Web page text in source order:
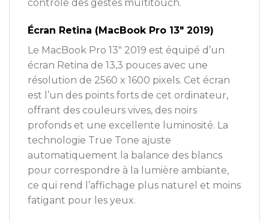
contrôle des gestes multitouch.
Écran Retina (MacBook Pro 13″ 2019)
Le MacBook Pro 13″ 2019 est équipé d’un
écran Retina de 13,3 pouces avec une
résolution de 2560 x 1600 pixels. Cet écran
est l’un des points forts de cet ordinateur,
offrant des couleurs vives, des noirs
profonds et une excellente luminosité. La
technologie True Tone ajuste
automatiquement la balance des blancs
pour correspondre à la lumière ambiante,
ce qui rend l’affichage plus naturel et moins
fatigant pour les yeux.